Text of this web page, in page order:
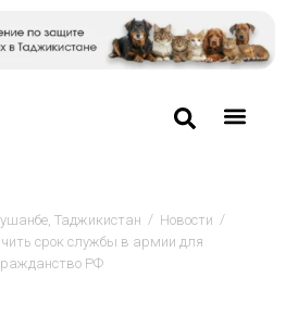
Таджикистан / Новости /
срок службы в армии для
РФ